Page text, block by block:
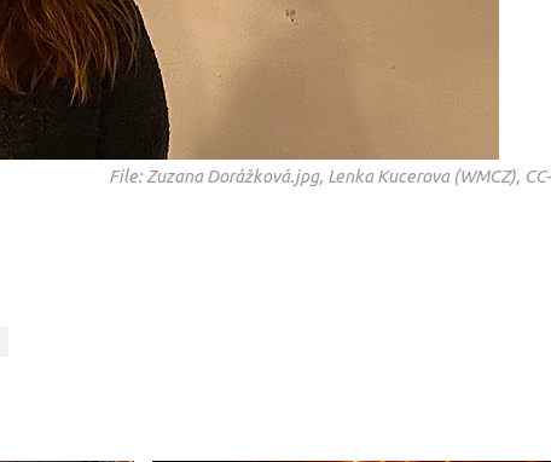
File: Zuzana Dorážková.jpg, Lenka Kucerova (WMCZ), CC-